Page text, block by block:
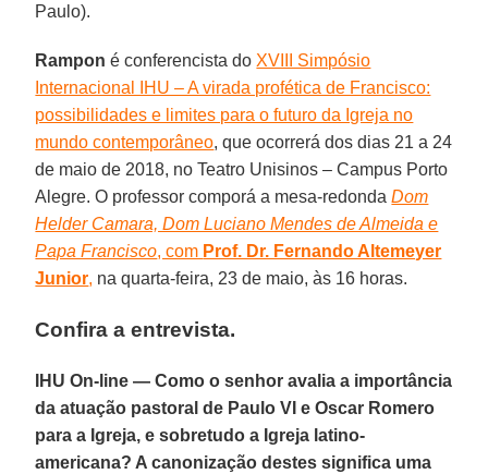
Paulo).
Rampon é conferencista do XVIII Simpósio
Internacional IHU – A virada profética de Francisco:
possibilidades e limites para o futuro da Igreja no
mundo contemporâneo, que ocorrerá dos dias 21 a 24
de maio de 2018, no Teatro Unisinos – Campus Porto
Alegre. O professor comporá a mesa-redondaDom
Helder Camara, Dom Luciano Mendes de Almeida e
Papa Francisco, com Prof. Dr. Fernando Altemeyer
Junior, na quarta-feira, 23 de maio, às 16 horas.
Confira a entrevista.
IHU On-line — Como o senhor avalia a importância
da atuação pastoral de Paulo VI e Oscar Romero
para a Igreja, e sobretudo a Igreja latino-
americana? A canonização destes significa uma